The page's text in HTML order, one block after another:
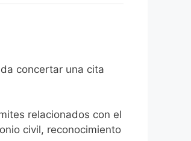
concertar una cita
relacionados con el
civil, reconocimiento